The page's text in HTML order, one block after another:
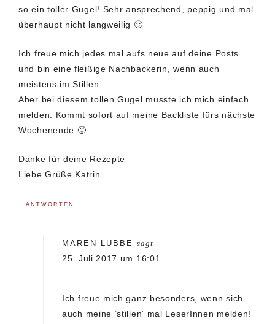
so ein toller Gugel! Sehr ansprechend, peppig und mal
überhaupt nicht langweilig 🙂
Ich freue mich jedes mal aufs neue auf deine Posts
und bin eine fleißige Nachbackerin, wenn auch
meistens im Stillen…
Aber bei diesem tollen Gugel musste ich mich einfach
melden. Kommt sofort auf meine Backliste fürs nächste
Wochenende 🙂
Danke für deine Rezepte
Liebe Grüße Katrin
ANTWORTEN
MAREN LUBBE sagt
25. Juli 2017 um 16:01
Ich freue mich ganz besonders, wenn sich
auch meine ’stillen‘ mal LeserInnen melden!